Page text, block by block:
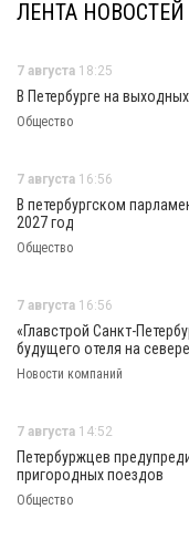
ЛЕНТА НОВОСТЕЙ
7 августа 18:25
В Петербурге на
Общество
7 августа 16:56
В петербургском
2027 год
Общество
7 августа 16:56
«Главстрой Санкт-
будущего отеля на
Новости компаний
7 августа 14:52
Петербуржцев
пригородных поездов
Общество